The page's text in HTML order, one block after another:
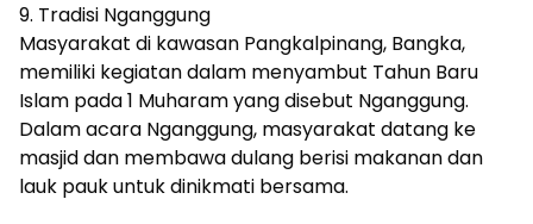
9. Tradisi Nganggung
Masyarakat di kawasan Pangkalpinang, Bangka,
memiliki kegiatan dalam menyambut Tahun Baru
Islam pada 1 Muharam yang disebut Nganggung.
Dalam acara Nganggung, masyarakat datang ke
masjid dan membawa dulang berisi makanan dan
lauk pauk untuk dinikmati bersama.